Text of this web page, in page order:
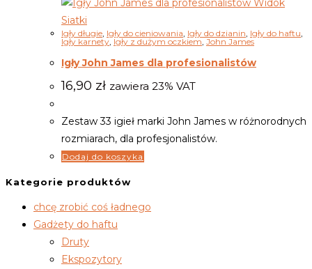
Widok
Siatki
Igły długie, Igły do cieniowania, Igły do dzianin, Igły do haftu,
Igły karnety, Igły z dużym oczkiem, John James
Igły John James dla profesionalistów
16,90 zł zawiera 23% VAT
Zestaw 33 igieł marki John James w różnorodnych
rozmiarach, dla profesjonalistów.
Dodaj do koszyka
Kategorie produktów
chcę zrobić coś ładnego
Gadżety do haftu
Druty
Ekspozytory